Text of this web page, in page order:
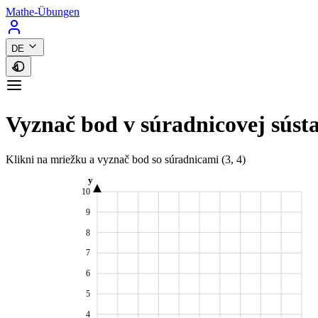
Mathe-Übungen
DE
Vyznač bod v súradnicovej
Klikni na mriežku a vyznač bod so súradnicami (3, 4)
4
5
6
7
8
9
10
y